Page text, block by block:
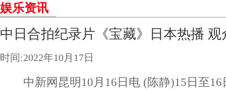
娱乐资讯
中日合拍纪录片《宝藏》日本热播
时间:2022年10月17日
中新网昆明10月16日电 (陈静)15日至16